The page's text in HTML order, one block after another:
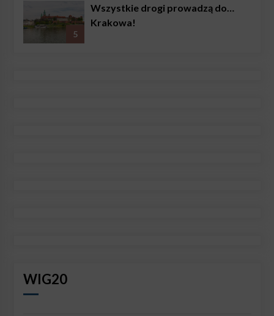
5
Wszystkie drogi prowadzą do…
Krakowa!
WIG20